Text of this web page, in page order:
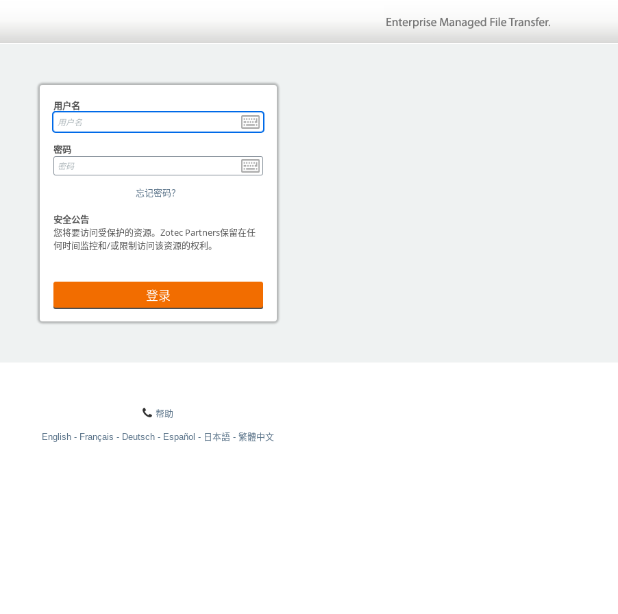
用户名
密码
忘记密码？
安全公告
您将要访问受保护的资源。Zotec Partners保留在任
何时间监控和/或限制访问该资源的权利。
登录
帮助
English Français Deutsch Español 日本語 繁體中文